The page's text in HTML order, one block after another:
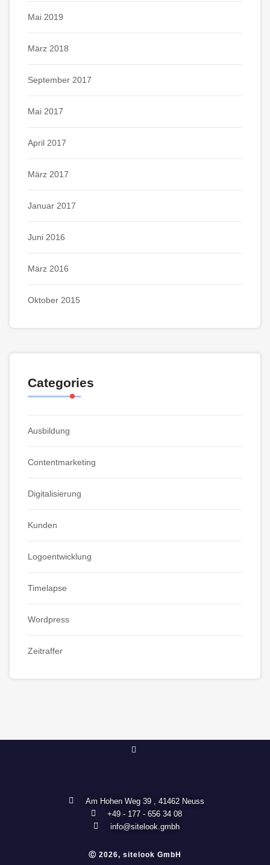
Mai 2019
März 2018
September 2017
Mai 2017
April 2017
März 2017
Januar 2017
Juni 2016
März 2016
Oktober 2015
Categories
Ausbildung
Contentmarketing
Digitalisierung
Kunden
Logoentwicklung
Timelapse
Wordpress
Zeitraffer
Am Hohen Weg 39 , 41462 Neuss
+49 - 177 - 656 34 08
info@sitelook.gmbh
Ⓒ 2026, sitelook GmbH